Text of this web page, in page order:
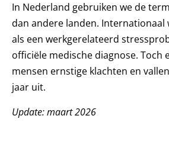
In Nederland gebruiken we de
dan andere landen. Internationaal
als een werkgerelateerd
officiële medische diagnose. Toch
mensen ernstige klachten en
jaar uit.
Update: maart 2026